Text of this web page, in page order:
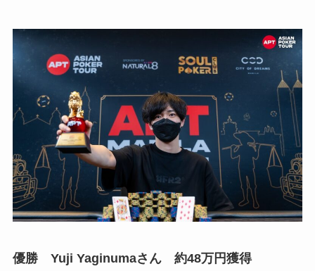
優勝 Yuji Yaginumaさん 約48万円獲得